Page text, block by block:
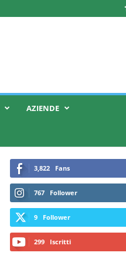
AZIENDE
3,822 Fans
767 Follower
9 Follower
299 Iscritti